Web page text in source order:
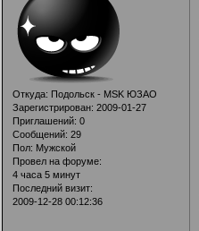
Откуда: Подольск - MSK ЮЗАО
Зарегистрирован: 2009-01-27
Приглашений: 0
Сообщений: 29
Пол: Мужской
Провел на форуме:
4 часа 5 минут
Последний визит:
2009-12-28 00:12:36